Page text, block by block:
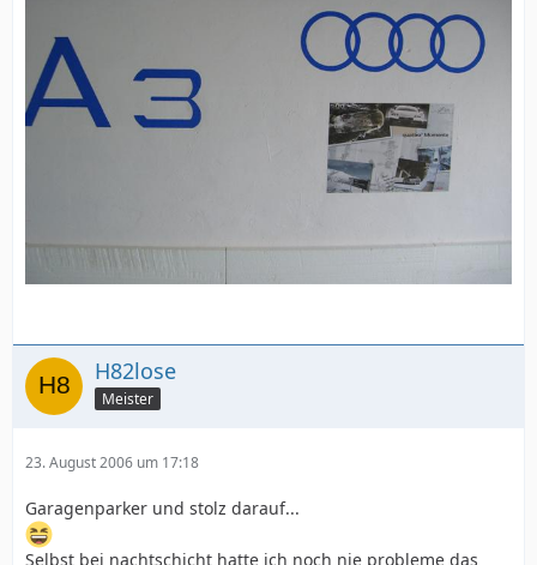
H82lose
Meister
23. August 2006 um 17:18
Garagenparker und stolz darauf...
Selbst bei nachtschicht hatte ich noch nie probleme das